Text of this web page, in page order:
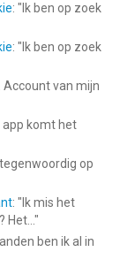
: " Ik ben op zoek
: " Ik ben op zoek
Account van mijn
app komt het
op
: " Ik mis het
"
ben ik al in